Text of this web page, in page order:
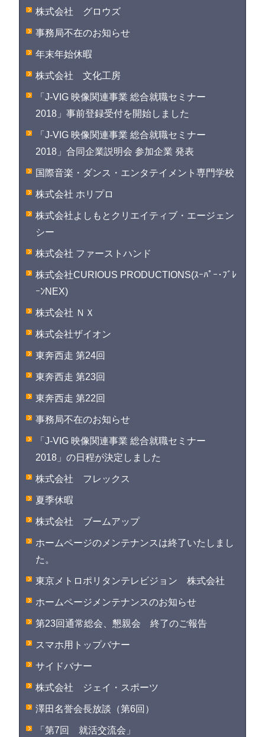
株式会社 グロウズ
事務局不在のお知らせ
年末年始休暇
株式会社 文化工房
「J-VIG 映像関連事業 総合就職セミナー
2018」事前登録受付を開始しました
「J-VIG 映像関連事業 総合就職セミナー
2018」合同企業説明会 参加企業 発表
国際音楽・ダンス・エンタテイメント専門学校
株式会社 ホリプロ
株式会社よしもとクリエイティブ・エージェン
シー
株式会社 ファーストハンド
株式会社CURIOUS PRODUCTIONS(ｽｰﾊﾟｰ･ﾌﾞﾚ
ｰﾝNEX)
株式会社 ＮＸ
株式会社ザイオン
東奔西走 第24回
東奔西走 第23回
東奔西走 第22回
事務局不在のお知らせ
「J-VIG 映像関連事業 総合就職セミナー
2018」の日程が決定しました
株式会社 フレックス
夏季休暇
株式会社 ブームアップ
ホームページのメンテナンスは終了いたしまし
た。
東京メトロポリタンテレビジョン 株式会社
ホームページメンテナンスのお知らせ
第23回通常総会、懇親会 終了のご報告
スマホ用トップバナー
サイドバナー
株式会社 ジェイ・スポーツ
澤田名誉会長放談（第6回）
「第7回 就活交流会」